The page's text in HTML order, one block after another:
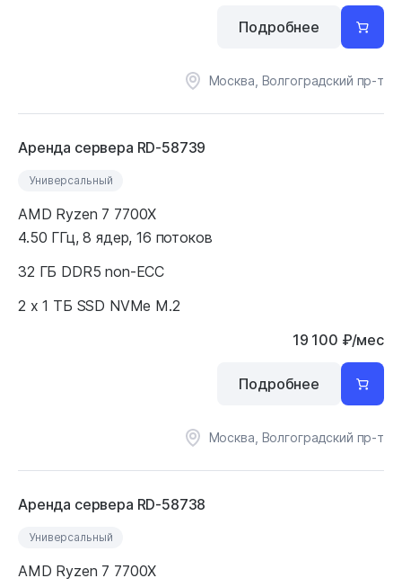
Москва, Волгоградский пр-т
Подробнее
Аренда сервера RD-58739
Универсальный
AMD Ryzen 7 7700X
4.50 ГГц, 8 ядер, 16 потоков
32 ГБ DDR5 non-ECC
2 x 1 ТБ SSD NVMe M.2
19 100 ₽/мес
Москва, Волгоградский пр-т
Подробнее
Аренда сервера RD-58738
Универсальный
AMD Ryzen 7 7700X